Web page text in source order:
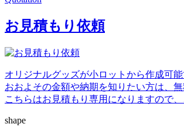
お見積もり依頼
オリジナルグッズが小ロットから作成可能
おおよその金額や納期を知りたい方は、
こちらはお見積もり専用になりますので、
shape